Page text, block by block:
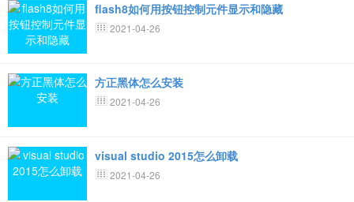
flash8如何用按钮控制元件显示和隐藏
2021-04-26
方正黑体怎么安装
2021-04-26
visual studio 2015怎么卸载
2021-04-26